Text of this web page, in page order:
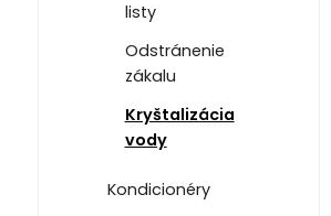
listy
Odstránenie
zákalu
Kryštalizácia
vody
Kondicionéry